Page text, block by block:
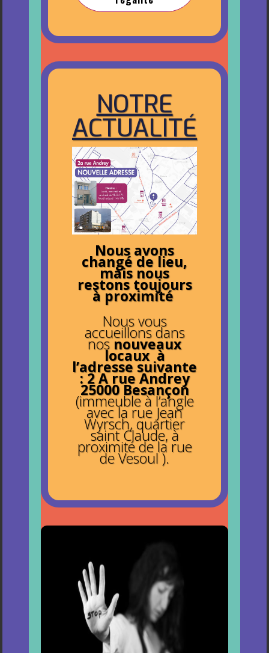
NOTRE
ACTUALITÉ
Nous avons
changé de lieu,
mais nous
restons toujours
à proximité
Nous vous
accueillons dans
nosnouveaux
locaux à
l’adresse suivante
: 2 A rue Andrey
25000 Besançon
(immeuble à l’angle
avec la rue Jean
Wyrsch, quartier
saint Claude, à
proximité de la rue
de Vesoul ).